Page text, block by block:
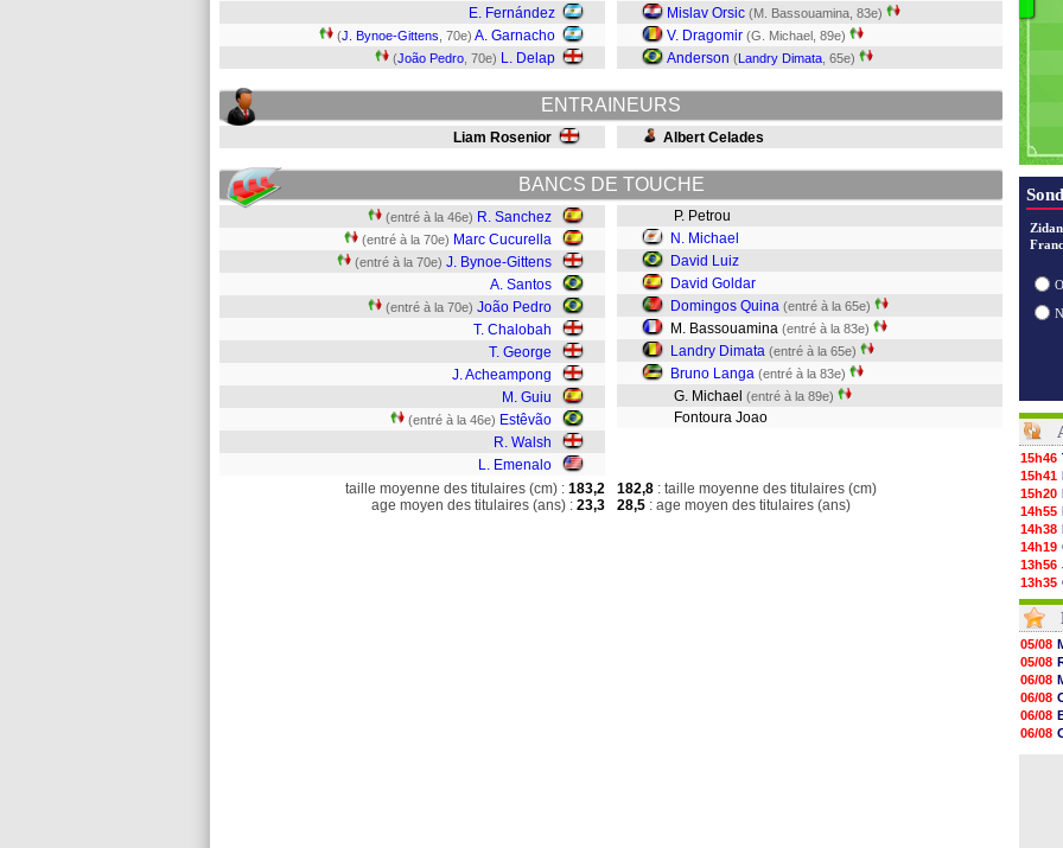
E. Fernández
(J. Bynoe-Gittens , 70e) A. Garnacho
(João Pedro , 70e) L. Delap
Mislav Orsic (M. Bassouamina, 83e)
V. Dragomir (G. Michael, 89e)
Anderson (Landry Dimata , 65e)
ENTRAINEURS
Liam Rosenior Albert Celades
BANCS DE TOUCHE
(entré à la 46e) R. Sanchez
(entré à la 70e) Marc Cucurella
(entré à la 70e) J. Bynoe-Gittens
A. Santos
(entré à la 70e) João Pedro
T. Chalobah
T. George
J. Acheampong
M. Guiu
(entré à la 46e) Estêvão
R. Walsh
L. Emenalo
P. Petrou
N. Michael
David Luiz
David Goldar
Domingos Quina (entré à la 65e)
M. Bassouamina (entré à la 83e)
Landry Dimata (entré à la 65e)
Bruno Langa (entré à la 83e)
G. Michael (entré à la 89e)
Fontoura Joao
taille moyenne des titulaires (cm) : 183,2
age moyen des titulaires (ans) : 23,3
182,8 : taille moyenne des titulaires (cm)
28,5 : age moyen des titulaires (ans)
15h46
15h41
15h20
14h55
14h38
14h19
13h56
13h35
13h12
12h48
12h25
12h06
11h53
11h31
11h10
10h52
10h33
05/08
05/08
06/08
06/08
06/08
06/08